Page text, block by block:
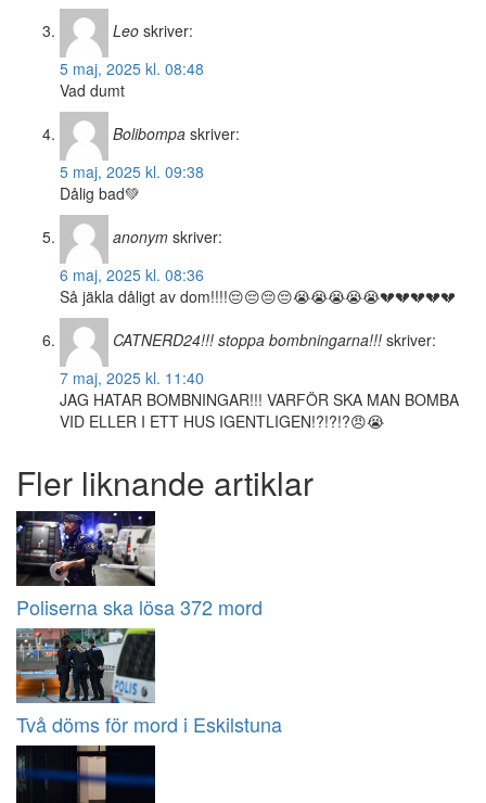
Leo skriver:
5 maj, 2025 kl. 08:48
Vad dumt
Bolibompa skriver:
5 maj, 2025 kl. 09:38
Dålig bad💚
anonym skriver:
6 maj, 2025 kl. 08:36
Så jäkla dåligt av dom!!!!😔😔😔😔😭😭😭😭😭💔💔💔💔💔
CATNERD24!!! stoppa bombningarna!!! skriver:
7 maj, 2025 kl. 11:40
JAG HATAR BOMBNINGAR!!! VARFÖR SKA MAN BOMBA
VID ELLER I ETT HUS IGENTLIGEN!?!?!?😠😭
Fler liknande artiklar
Poliserna ska lösa 372 mord
Två döms för mord i Eskilstuna